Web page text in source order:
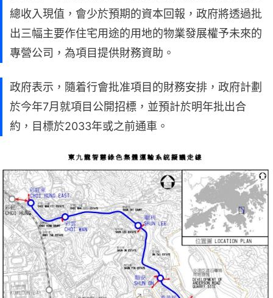
總收入現值，會少於預期的資本回報，政府將透過批
出三幅主要作住宅用途的用地的物業發展權予未來的
專營公司，為項目提供財務資助。
政府表示，隨着行會批准項目的財務安排，政府計劃
於今年7月就項目公開招標，並預計於明年批出合
約，目標於2033年或之前通車。